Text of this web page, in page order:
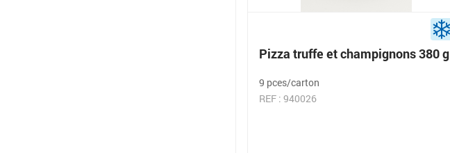
Pizza truffe et champignons 380 g
9 pces/carton
REF : 940026